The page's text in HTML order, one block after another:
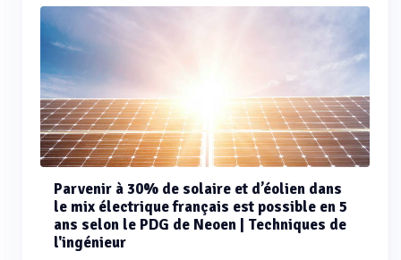
Parvenir à 30% de solaire et d’éolien dans
le mix électrique français est possible en 5
ans selon le PDG de Neoen | Techniques de
l'ingénieur